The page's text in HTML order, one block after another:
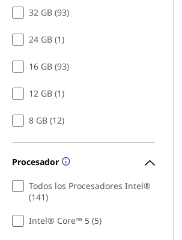
32 GB (93)
24 GB (1)
16 GB (93)
12 GB (1)
8 GB (12)
Procesador
Todos los Procesadores Intel®
(141)
Intel® Core™ 5 (5)